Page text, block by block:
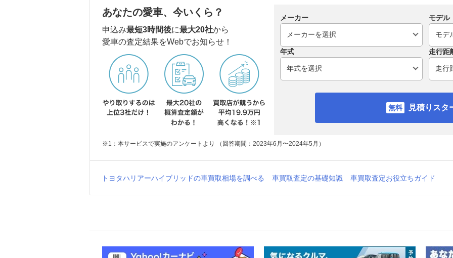
あなたの愛車、今いくら？
申込み最短3時間後に最大20社から
愛車の査定結果をWebでお知らせ！
メーカー モデル
年式 走行距
見積りスタ
※1：本サービスで実施のアンケートより （回答期間：2023年6月〜2024年5月）
トヨタハリアーハイブリッドの車買取相場を調べる 車買取査定の基礎知識 車買取査定お役立ちガイド